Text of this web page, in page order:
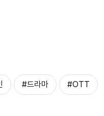
#드라마 #OTT